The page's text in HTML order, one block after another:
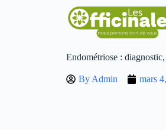
Endométriose :
By Admin mars